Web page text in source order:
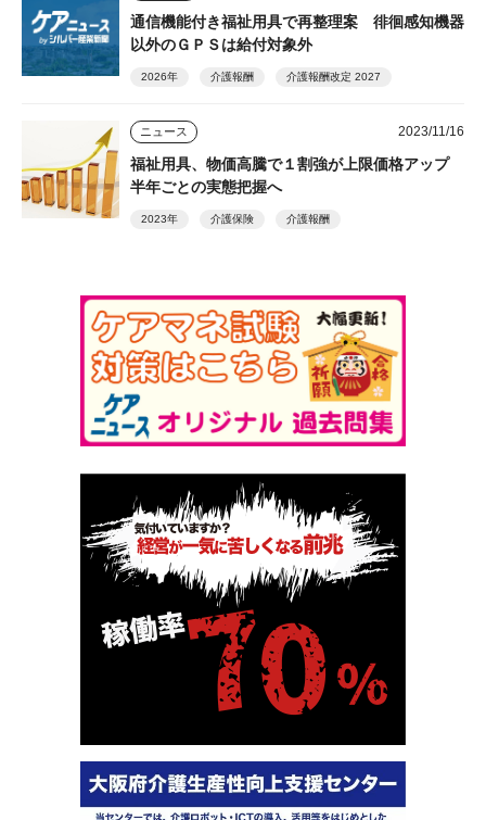
通信機能付き福祉用具で再整理案 徘徊感知機器
以外のＧＰＳは給付対象外
2026年 介護報酬 介護報酬改定 2027
ニュース 2023/11/16
福祉用具、物価高騰で１割強が上限価格アップ
半年ごとの実態把握へ
2023年 介護保険 介護報酬